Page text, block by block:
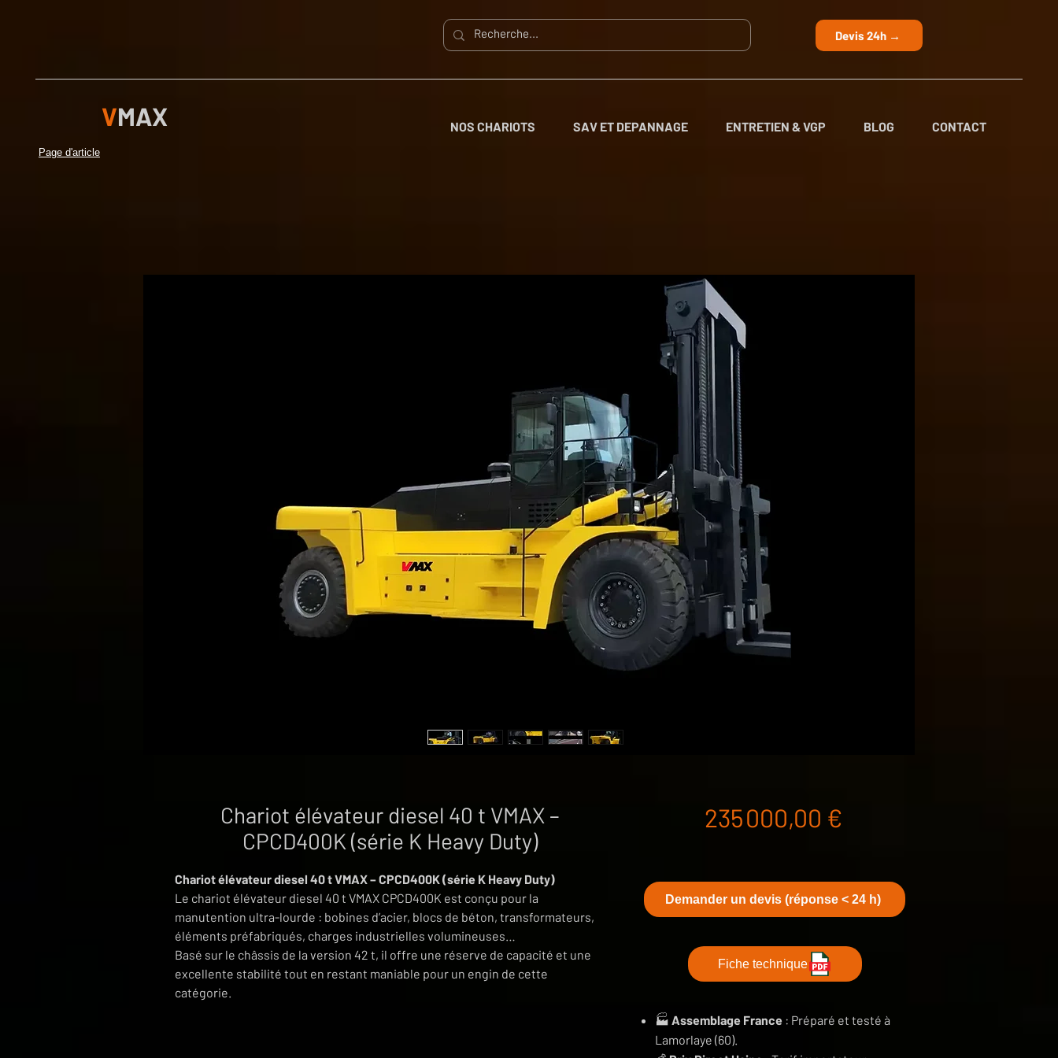
Devis 24h →
VMAX
Page d'article
NOS CHARIOTS SAV ET DEPANNAGE ENTRETIEN & VGP BLOG CONTACT
Chariot élévateur diesel 40 t VMAX –
CPCD400K (série K Heavy Duty)
Chariot élévateur diesel 40 t VMAX – CPCD400K (série K Heavy Duty)
Le chariot élévateur diesel 40 t VMAX CPCD400K est conçu pour la
manutention ultra-lourde : bobines d’acier, blocs de béton, transformateurs,
éléments préfabriqués, charges industrielles volumineuses…
Basé sur le châssis de la version 42 t, il offre une réserve de capacité et une
excellente stabilité tout en restant maniable pour un engin de cette
catégorie.
235 000,00 €
Demander un devis (réponse < 24 h)
Fiche technique
🏭 Assemblage France : Préparé et testé à
Lamorlaye (60).